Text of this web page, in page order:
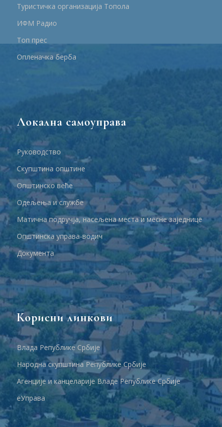
Туристичка организација Топола
ИФМ Радио
Топ прес
Опленачка берба
Локална самоуправа
Руководство
Скупштина општине
Општинско веће
Одељења и службе
Матична подручја, насељена места и месне заједнице
Општинска управа-водич
Документа
Корисни линкови
Влада Републике Србије
Народна скупштина Републике Србије
Агенције и канцеларије Владе Републике Србије
еУправа